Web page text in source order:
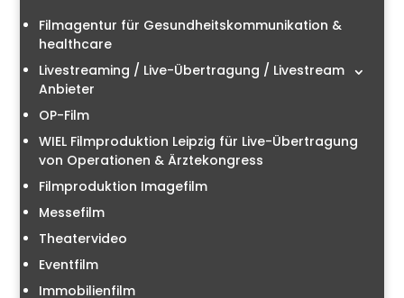
Filmagentur für Gesundheitskommunikation &
healthcare
Livestreaming / Live-Übertragung / Livestream
Anbieter
OP-Film
WIEL Filmproduktion Leipzig für Live-Übertragung
von Operationen & Ärztekongress
Filmproduktion Imagefilm
Messefilm
Theatervideo
Eventfilm
Immobilienfilm